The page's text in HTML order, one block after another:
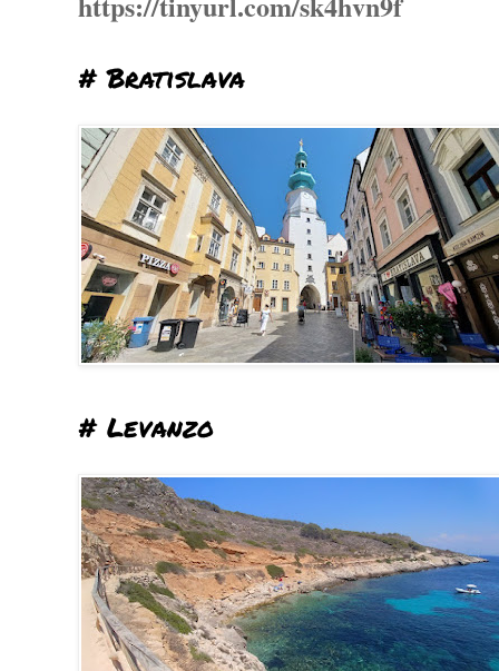
# Bratislava
# Levanzo